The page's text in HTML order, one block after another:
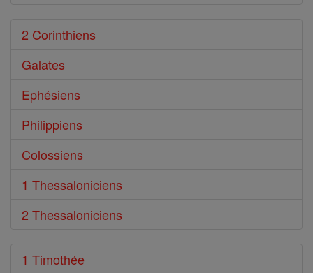
2 Corinthiens
Galates
Ephésiens
Philippiens
Colossiens
1 Thessaloniciens
2 Thessaloniciens
1 Timothée